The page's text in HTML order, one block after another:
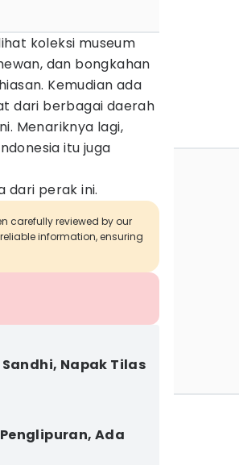
koleksi museum
dan bongkahan
Kemudian ada
dari berbagai daerah
Menariknya lagi,
itu juga
dari perak ini.
carefully reviewed by our
information, ensuring
Napak Tilas
Ada